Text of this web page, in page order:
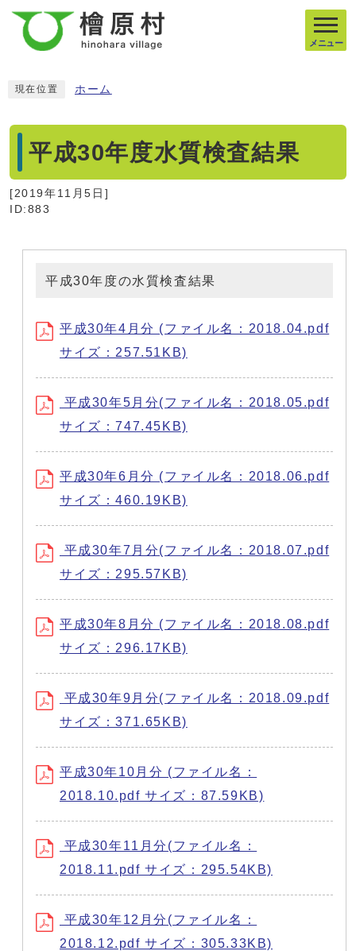
メニュー
現在位置 ホーム
平成30年度水質検査結果
[2019年11月5日 ]
ID:883
平成30年度の水質検査結果
平成30年4月分 (ファイル名：2018.04.pdf
サイズ：257.51KB)
平成30年5月分(ファイル名：2018.05.pdf
サイズ：747.45KB)
平成30年6月分 (ファイル名：2018.06.pdf
サイズ：460.19KB)
平成30年7月分(ファイル名：2018.07.pdf
サイズ：295.57KB)
平成30年8月分 (ファイル名：2018.08.pdf
サイズ：296.17KB)
平成30年9月分(ファイル名：2018.09.pdf
サイズ：371.65KB)
平成30年10月分 (ファイル名：
2018.10.pdf サイズ：87.59KB)
平成30年11月分(ファイル名：
2018.11.pdf サイズ：295.54KB)
平成30年12月分(ファイル名：
2018.12.pdf サイズ：305.33KB)